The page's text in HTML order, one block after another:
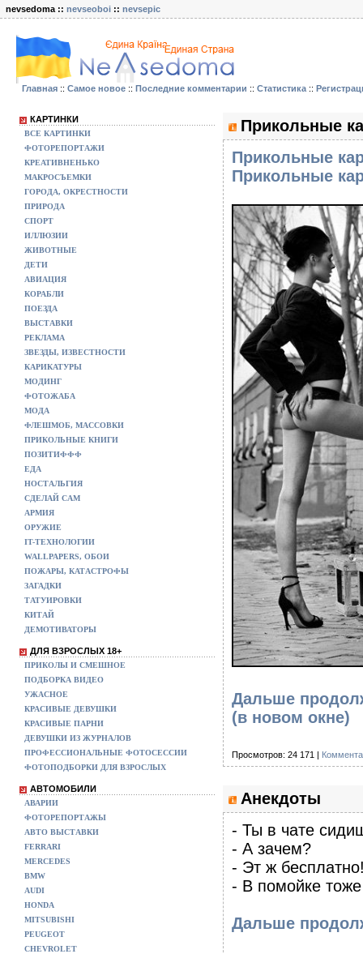
nevsedoma :: nevseoboi :: nevsepic
Главная :: Самое новое :: Последние комментарии :: Статистика ::
КАРТИНКИ
ВСЕ КАРТИНКИ
ФОТОРЕПОРТАЖИ
КРЕАТИВНЕНЬКО
МАКРОСЪЕМКИ
ГОРОДА, ОКРЕСТНОСТИ
ПРИРОДА
СПОРТ
ИЛЛЮЗИИ
ЖИВОТНЫЕ
ДЕТИ
АВИАЦИЯ
КОРАБЛИ
ПОЕЗДА
ВЫСТАВКИ
РЕКЛАМА
ЗВЕЗДЫ, ИЗВЕСТНОСТИ
КАРИКАТУРЫ
МОДИНГ
ФОТОЖАБА
МОДА
ФЛЕШМОБ, МАССОВКИ
ПРИКОЛЬНЫЕ КНИГИ
ПОЗИТИФФФ
ЕДА
НОСТАЛЬГИЯ
СДЕЛАЙ САМ
АРМИЯ
ОРУЖИЕ
IT-ТЕХНОЛОГИИ
WALLPAPERS, ОБОИ
ПОЖАРЫ, КАТАСТРОФЫ
ЗАГАДКИ
ТАТУИРОВКИ
КИТАЙ
ДЕМОТИВАТОРЫ
ДЛЯ ВЗРОСЛЫХ 18+
ПРИКОЛЫ И СМЕШНОЕ
ПОДБОРКА ВИДЕО
УЖАСНОЕ
КРАСИВЫЕ ДЕВУШКИ
КРАСИВЫЕ ПАРНИ
ДЕВУШКИ ИЗ ЖУРНАЛОВ
ПРОФЕССИОНАЛЬНЫЕ ФОТОСЕССИИ
ФОТОПОДБОРКИ ДЛЯ ВЗРОСЛЫХ
АВТОМОБИЛИ
АВАРИИ
ФОТОРЕПОРТАЖЫ
АВТО ВЫСТАВКИ
FERRARI
MERCEDES
BMW
AUDI
HONDA
MITSUBISHI
PEUGEOT
CHEVROLET
Прикольные
Прикольные
Прикольные
Дальше
(в новом окне)
Просмотров: 24 171 |
Анекдоты
- Ты в чате
- А зачем?
- Эт ж
- В помойке
Дальше